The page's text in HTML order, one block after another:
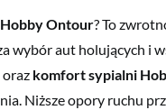
Ontour? To
wybór aut holujących i
komfort sypialni
Niższe opory ruchu